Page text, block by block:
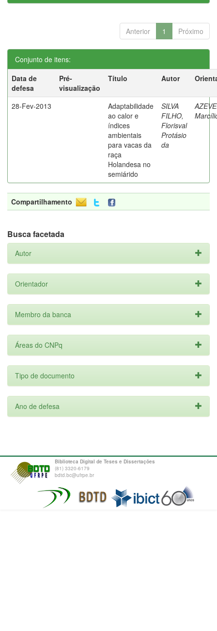
Anterior 1 Próximo
Conjunto de itens:
Data de
defesa
Pré-
visualização
Título Autor
28-Fev-2013
Adaptabilidade
ao calor e
índices
ambientais
para vacas da
raça
Holandesa no
semiárido
SILVA
FILHO,
Florisval
Protásio
da
Compartilhamento
Busca facetada
Autor
Orientador
Membro da banca
Áreas do CNPq
Tipo de documento
Ano de defesa
Biblioteca Digital de Teses e Dissertações
(81) 3320-6179
bdtd.bc@ufrpe.br